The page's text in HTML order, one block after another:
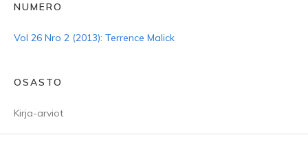
NUMERO
Vol 26 Nro 2 (2013): Terrence Malick
OSASTO
Kirja-arviot